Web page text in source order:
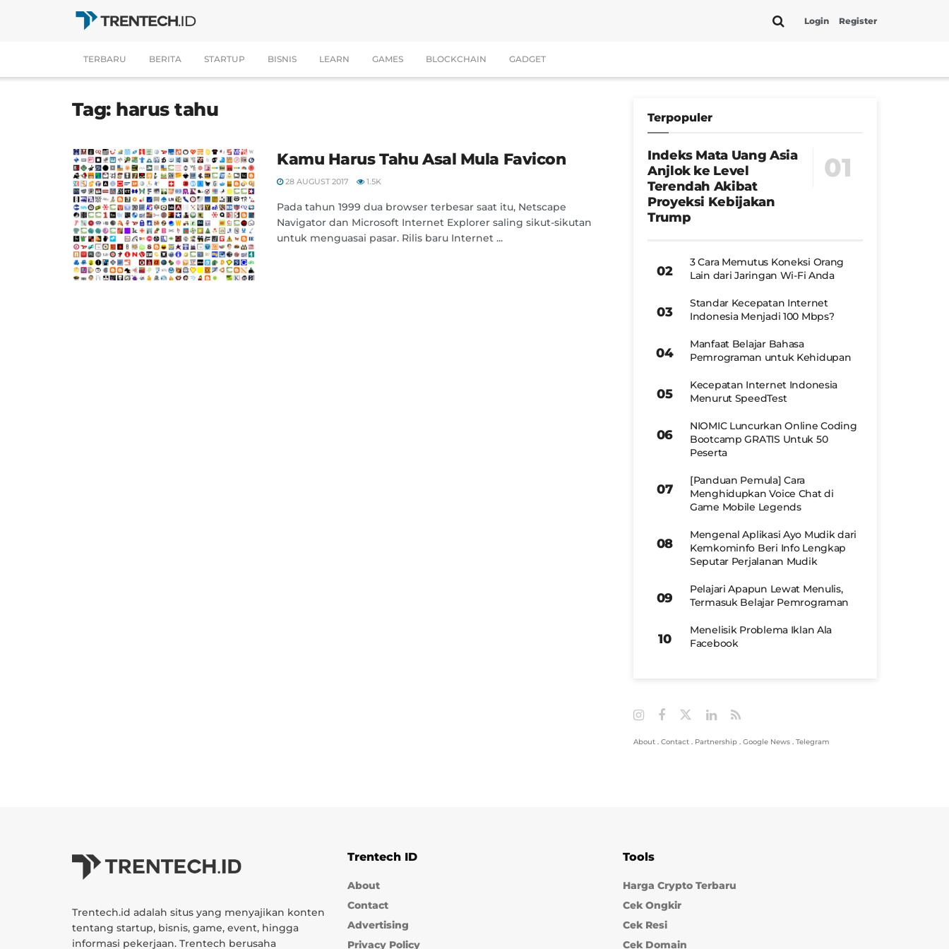
Login Register
TERBARU BERITA STARTUP BISNIS LEARN GAMES BLOCKCHAIN GADGET
Tag: harus tahu
Kamu Harus Tahu Asal Mula Favicon
28 AUGUST 2017 1.5K
Pada tahun 1999 dua browser terbesar saat itu, Netscape
Navigator dan Microsoft Internet Explorer saling sikut-sikutan
untuk menguasai pasar. Rilis baru Internet ...
Terpopuler
Indeks Mata Uang Asia
Anjlok ke Level
Terendah Akibat
Proyeksi Kebijakan
Trump
3 Cara Memutus Koneksi Orang
Lain dari Jaringan Wi-Fi Anda
Standar Kecepatan Internet
Indonesia Menjadi 100 Mbps?
Manfaat Belajar Bahasa
Pemrograman untuk Kehidupan
Kecepatan Internet Indonesia
Menurut SpeedTest
NIOMIC Luncurkan Online Coding
Bootcamp GRATIS Untuk 50
Peserta
[Panduan Pemula] Cara
Menghidupkan Voice Chat di
Game Mobile Legends
Mengenal Aplikasi Ayo Mudik dari
Kemkominfo Beri Info Lengkap
Seputar Perjalanan Mudik
Pelajari Apapun Lewat Menulis,
Termasuk Belajar Pemrograman
Menelisik Problema Iklan Ala
Facebook
About . Contact . Partnership . Google News . Telegram
Trentech.id adalah situs yang menyajikan konten
tentang startup, bisnis, game, event, hingga
informasi pekerjaan. Trentech berusaha
Trentech ID
About
Contact
Advertising
Privacy Policy
Tools
Harga Crypto Terbaru
Cek Ongkir
Cek Resi
Cek Domain